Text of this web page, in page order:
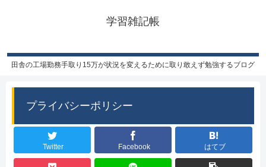
学習雑記帳
田舎の工場勤務手取り15万が状況を変えるために取り敢えず勉強するブログ
プライバシーポリシー
Twitter Facebook はてブ